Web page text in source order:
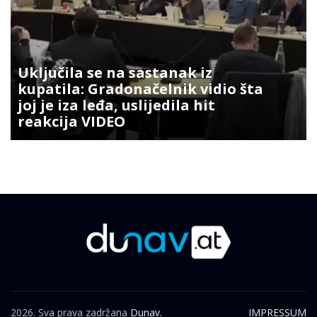
Uključila se na sastanak iz
kupatila: Gradonačelnik vidio šta
joj je iza leđa, uslijedila hit
reakcija VIDEO
2026. Sva prava zadržana Dunav. IMPRESSUM